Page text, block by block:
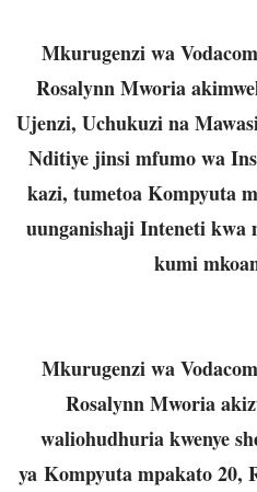
Mkurugenzi wa
Rosalynn Mworia
Ujenzi, Uchukuzi na
Nditiye jinsi mfumo wa
kazi, tumetoa Kompyuta
uunganishaji Inteneti kwa
kumi
Mkurugenzi wa
Rosalynn Mworia
waliohudhuria kwenye
ya Kompyuta mpakato 20,